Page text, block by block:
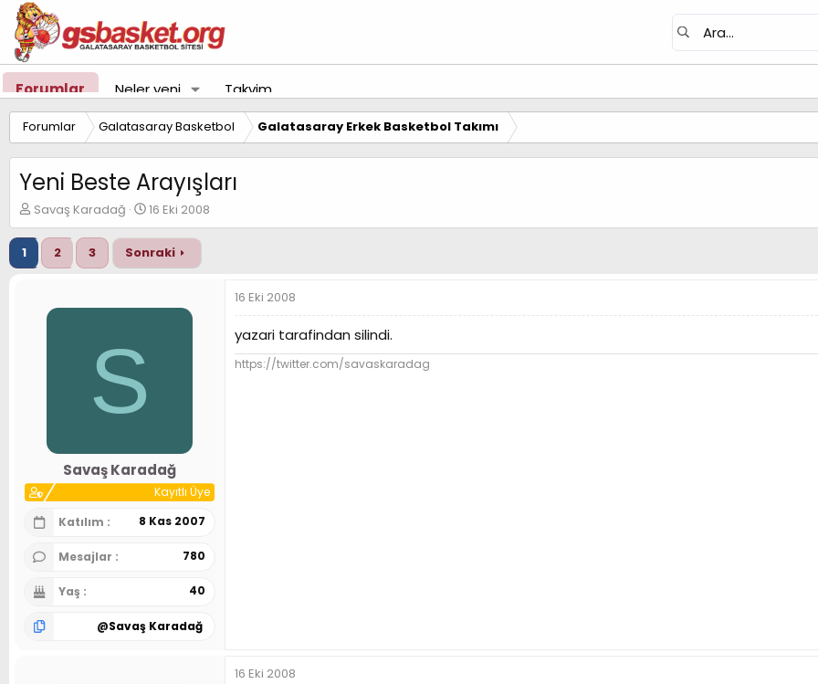
Forumlar Neler yeni Takvim
Forumlar Galatasaray Basketbol Galatasaray Erkek Basketbol Takımı
Yeni Beste Arayışları
K
o
n
u
y
Savaş Karadağ
B
a
ş
l
a
g
16 Eki 2008
1 2 3 Sonraki
S
Savaş Karadağ
Kayıtlı Üye
Katılım
8 Kas 2007
Mesajlar 780
Yaş 40
@Savaş Karadağ
16 Eki 2008
yazari tarafindan silindi.
https://twitter.com/savaskaradag
16 Eki 2008